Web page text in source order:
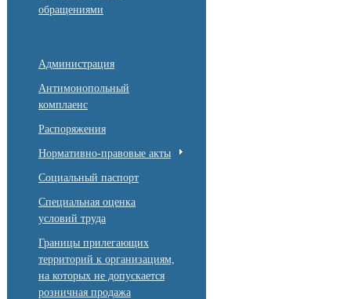
обращениями
Администрация
Антимонопольный
комплаенс
Распоряжения
Нормативно-правовые акты
Социальный паспорт
Специальная оценка
условий труда
Границы прилегающих
территорий к организациям,
на которых не допускается
розничная продажа